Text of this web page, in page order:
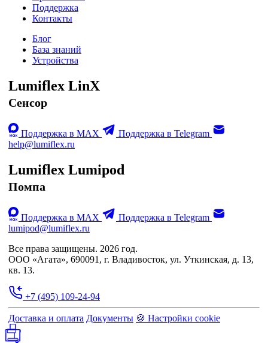
Поддержка
Контакты
Блог
База знаний
Устройства
Lumiflex LinX
Сенсор
Поддержка в MAX
Поддержка в Telegram
help@lumiflex.ru
Lumiflex Lumipod
Помпа
Поддержка в MAX
Поддержка в Telegram
lumipod@lumiflex.ru
Все права защищены. 2026 год.
ООО «Агата», 690091, г. Владивосток, ул. Уткинская, д. 13,
кв. 13.
+7 (495) 109-24-94
Доставка и оплата Документы 🍪 Настройки cookie